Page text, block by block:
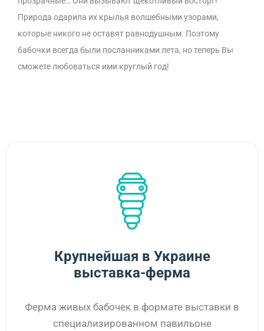
Природа одарила их крылья волшебными узорами,
которые никого не оставят равнодушным. Поэтому
бабочки всегда были посланниками лета, но теперь Вы
сможете любоваться ими круглый год!
Крупнейшая в Украине
выставка-ферма
Ферма живых бабочек в формате выставки в
специализированном павильоне